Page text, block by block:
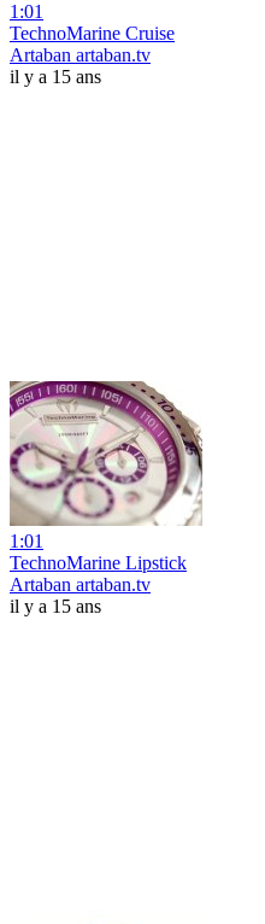
1:01
TechnoMarine Cruise
Artaban artaban.tv
il y a 15 ans
1:01
TechnoMarine Lipstick
Artaban artaban.tv
il y a 15 ans